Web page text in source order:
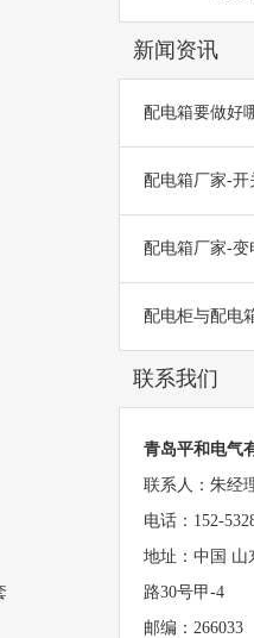
新闻资讯
配电箱要做好
配电箱厂家-开
配电箱厂家-变
配电柜与配电
联系我们
青岛平和电气
联系人：朱经
电话：152-
地址：中国 山
路30号甲-4
邮编：266033